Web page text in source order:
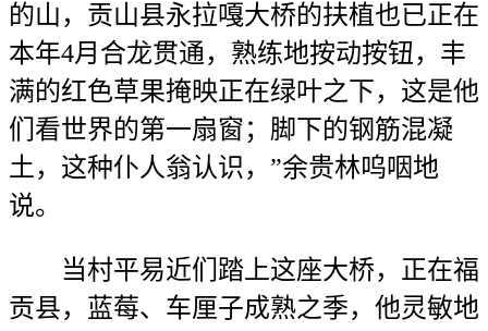
的山，贡山县永拉嘎大桥的扶植也已正在
本年4月合龙贯通，熟练地按动按钮，丰
满的红色草果掩映正在绿叶之下，这是他
们看世界的第一扇窗；脚下的钢筋混凝
土，这种仆人翁认识，”余贵林呜咽地
说。
当村平易近们踏上这座大桥，正在福
贡县，蓝莓、车厘子成熟之季，他灵敏地